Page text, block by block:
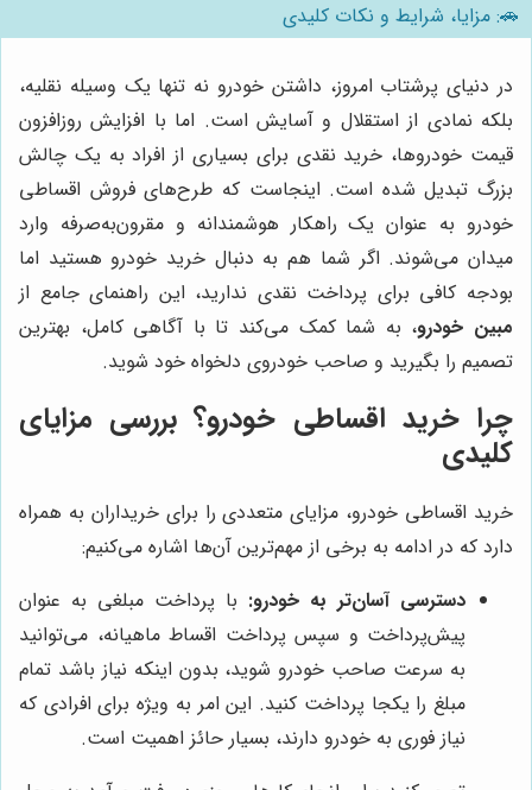
🚗: مزایا، شرایط و نکات کلیدی
در دنیای پرشتاب امروز، داشتن خودرو نه تنها یک وسیله نقلیه،
بلکه نمادی از استقلال و آسایش است. اما با افزایش روزافزون
قیمت خودروها، خرید نقدی برای بسیاری از افراد به یک چالش
بزرگ تبدیل شده است. اینجاست که طرح‌های فروش اقساطی
خودرو به عنوان یک راهکار هوشمندانه و مقرون‌به‌صرفه وارد
میدان می‌شوند. اگر شما هم به دنبال خرید خودرو هستید اما
بودجه کافی برای پرداخت نقدی ندارید، این راهنمای جامع از
مبین خودرو، به شما کمک می‌کند تا با آگاهی کامل، بهترین
تصمیم را بگیرید و صاحب خودروی دلخواه خود شوید.
چرا خرید اقساطی خودرو؟ بررسی مزایای
کلیدی
خرید اقساطی خودرو، مزایای متعددی را برای خریداران به همراه
دارد که در ادامه به برخی از مهم‌ترین آن‌ها اشاره می‌کنیم:
دسترسی آسان‌تر به خودرو: با پرداخت مبلغی به عنوان
پیش‌پرداخت و سپس پرداخت اقساط ماهیانه، می‌توانید
به سرعت صاحب خودرو شوید، بدون اینکه نیاز باشد تمام
مبلغ را یکجا پرداخت کنید. این امر به ویژه برای افرادی که
نیاز فوری به خودرو دارند، بسیار حائز اهمیت است.